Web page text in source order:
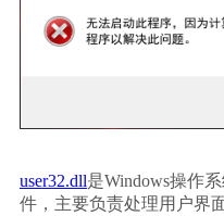
user32.dll是Windows操作
件，主要负责处理用户界